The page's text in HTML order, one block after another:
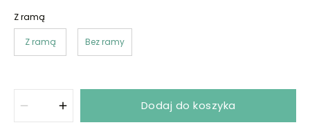
Z ramą
Z ramą Bez ramy
Dodaj do koszyka